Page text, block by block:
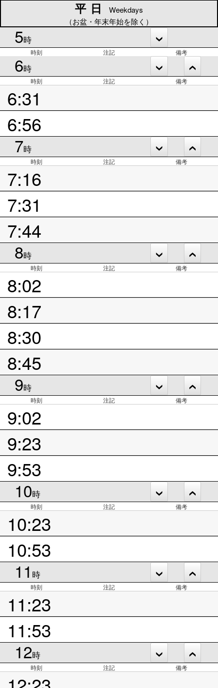
平日
Weekdays
（お盆・年末年始を除く）
5時
時刻 注記 備考
6時
時刻 注記 備考
6:31
6:56
7時
時刻 注記 備考
7:16
7:31
7:44
8時
時刻 注記 備考
8:02
8:17
8:30
8:45
9時
時刻 注記 備考
9:02
9:23
9:53
10時
時刻 注記 備考
10:23
10:53
11 時
時刻 注記 備考
11:23
11:53
12時
時刻 注記 備考